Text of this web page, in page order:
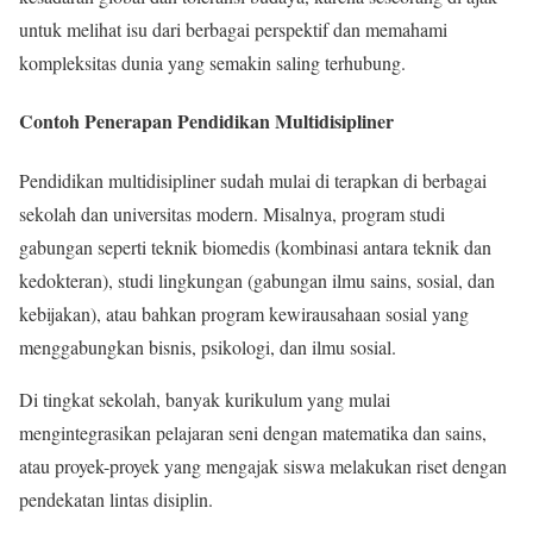
untuk melihat isu dari berbagai perspektif dan memahami
kompleksitas dunia yang semakin saling terhubung.
Contoh Penerapan Pendidikan Multidisipliner
Pendidikan multidisipliner sudah mulai di terapkan di berbagai
sekolah dan universitas modern. Misalnya, program studi
gabungan seperti teknik biomedis (kombinasi antara teknik dan
kedokteran), studi lingkungan (gabungan ilmu sains, sosial, dan
kebijakan), atau bahkan program kewirausahaan sosial yang
menggabungkan bisnis, psikologi, dan ilmu sosial.
Di tingkat sekolah, banyak kurikulum yang mulai
mengintegrasikan pelajaran seni dengan matematika dan sains,
atau proyek-proyek yang mengajak siswa melakukan riset dengan
pendekatan lintas disiplin.